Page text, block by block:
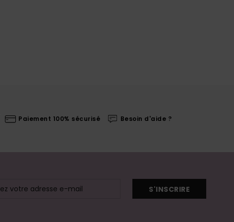
Paiement 100% sécurisé Besoin d'aide ?
S'INSCRIRE